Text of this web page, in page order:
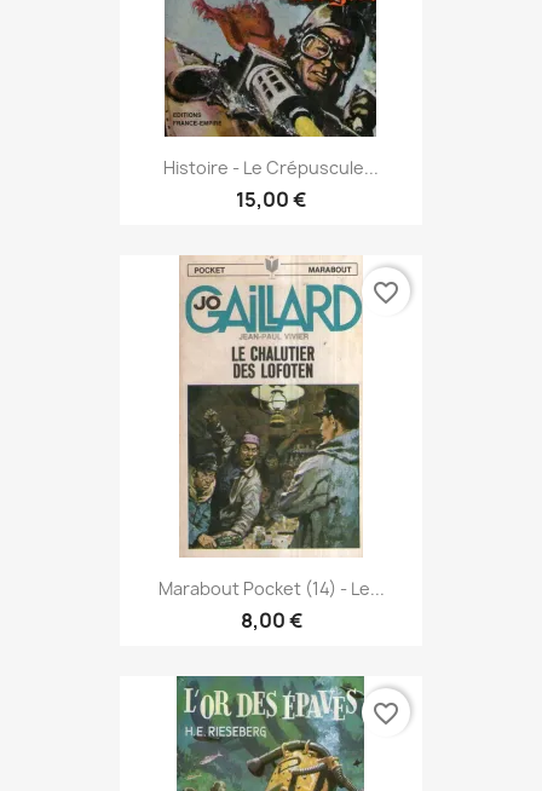
Histoire - Le Crépuscule...
15,00 €
Marabout Pocket (14) - Le...
8,00 €
favorite_border
favorite_border